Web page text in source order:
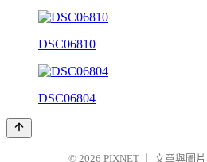
DSC06810
DSC06804
© 2026 PIXNET 文章與圖